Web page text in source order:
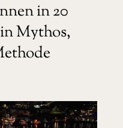
in 20
Mythos,